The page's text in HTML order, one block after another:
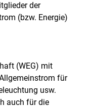
der
(bzw. Energie)
(WEG) mit
für
usw.
auch für die